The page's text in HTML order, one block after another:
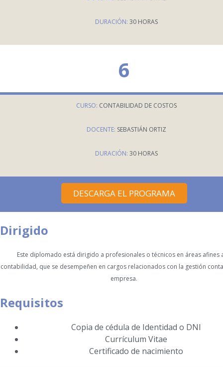
DURACIÓN: 30 HORAS
6
CURSO: CONTABILIDAD DE COSTOS
DOCENTE: SEBASTIÁN ORTIZ
DURACIÓN: 30 HORAS
DESCARGA EL PROGRAMA
Dirigido
Este diplomado está dirigido a profesionales o técnicos en áreas afines
contabilidad, que se desempeñen en cargos relacionados con la gestión
empresa.
Requisitos
Copia de cédula de Identidad o DNI
Currículum Vitae
Certificado de nacimiento